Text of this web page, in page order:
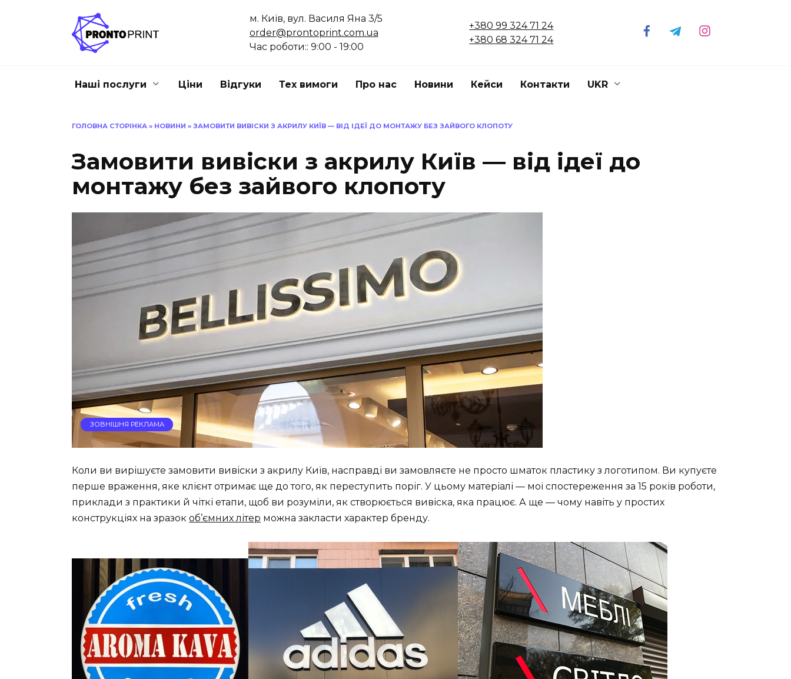
м. Київ, вул. Василя Яна 3/5
order@prontoprint.com.ua
Час роботи:: 9:00 - 19:00
+380 99 324 71 24
+380 68 324 71 24
Наші послуги Ціни Відгуки Тех вимоги Про нас Новини Кейси Контакти UKR
ГОЛОВНА СТОРІНКА » НОВИНИ » ЗАМОВИТИ ВИВІСКИ З АКРИЛУ КИЇВ — ВІД ІДЕЇ ДО МОНТАЖУ БЕЗ ЗАЙВОГО КЛОПОТУ
Замовити вивіски з акрилу Київ — від ідеї до
монтажу без зайвого клопоту
ЗОВНІШНЯ РЕКЛАМА
Коли ви вирішуєте замовити вивіски з акрилу Київ, насправді ви замовляєте не просто шматок пластику з логотипом. Ви купуєте
перше враження, яке клієнт отримає ще до того, як переступить поріг. У цьому матеріалі — мої спостереження за 15 років роботи,
приклади з практики й чіткі етапи, щоб ви розуміли, як створюється вивіска, яка працює. А ще — чому навіть у простих
конструкціях на зразок об’ємних літер можна закласти характер бренду.